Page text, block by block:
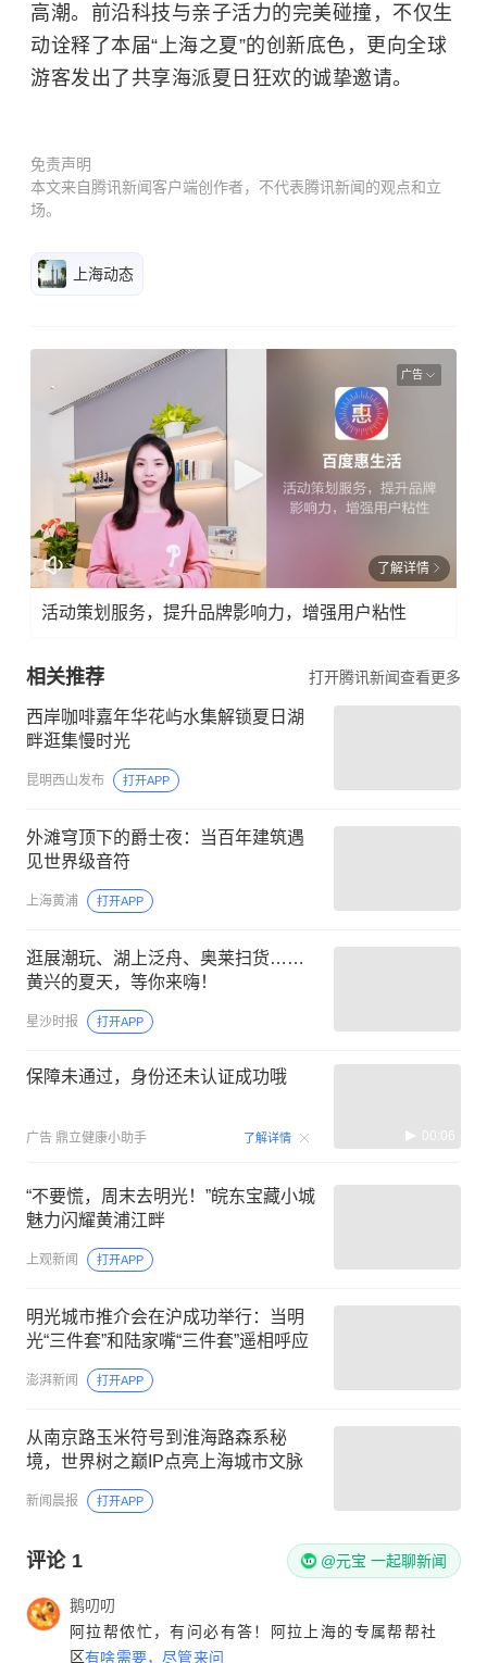
高潮。前沿科技与亲子活力的完美碰撞，不仅生
动诠释了本届“上海之夏”的创新底色，更向全球
游客发出了共享海派夏日狂欢的诚挚邀请。
免责声明
本文来自腾讯新闻客户端创作者，不代表腾讯新闻的观点和立
场。
上海动态
广告
了解详情
活动策划服务，提升品牌影响力，增强用户粘性
相关推荐 打开腾讯新闻查看更多
西岸咖啡嘉年华花屿水集解锁夏日湖
畔逛集慢时光
昆明西山发布 打开APP
外滩穹顶下的爵士夜：当百年建筑遇
见世界级音符
上海黄浦 打开APP
逛展潮玩、湖上泛舟、奥莱扫货……
黄兴的夏天，等你来嗨！
星沙时报 打开APP
保障未通过，身份还未认证成功哦
广告 鼎立健康小助手 了解详情 00:06
“不要慌，周末去明光！”皖东宝藏小城
魅力闪耀黄浦江畔
上观新闻 打开APP
明光城市推介会在沪成功举行：当明
光“三件套”和陆家嘴“三件套”遥相呼应
澎湃新闻 打开APP
从南京路玉米符号到淮海路森系秘
境，世界树之巅IP点亮上海城市文脉
新闻晨报 打开APP
评论 1 @元宝 一起聊新闻
鹅叨叨
阿拉帮侬忙，有问必有答！阿拉上海的专属帮帮社
区有啥需要，尽管来问